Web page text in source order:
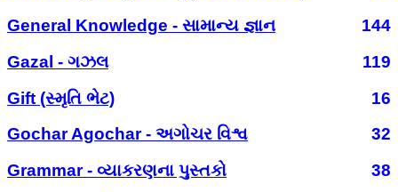
General Knowledge - સામાન્ય જ્ઞાન
144
Gazal - ગઝલ
119
Gift (સ્મૃતિ ભેટ)
16
Gochar Agochar - અગોચર વિશ્વ
32
Grammar - વ્યાકરણના પુસ્તકો
38